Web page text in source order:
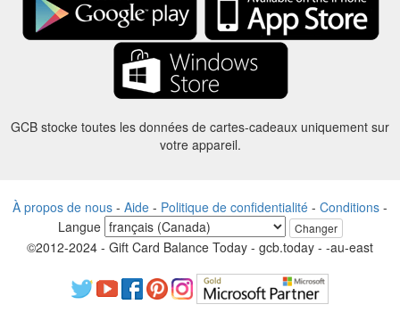
GCB stocke toutes les données de cartes-cadeaux uniquement sur
votre appareil.
À propos de nous - Aide - Politique de confidentialité - Conditions -
Langue
Changer
©2012-2024 - Gift Card Balance Today - gcb.today - -au-east